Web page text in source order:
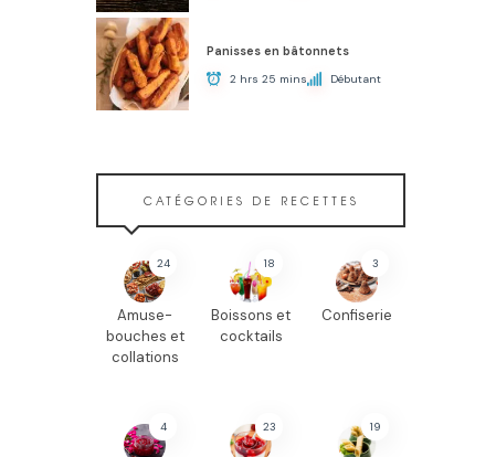
Panisses en bâtonnets
2 hrs 25 mins Débutant
CATÉGORIES DE RECETTES
24
Amuse-
bouches et
collations
18
Boissons et
cocktails
3
Confiserie
4 23 19